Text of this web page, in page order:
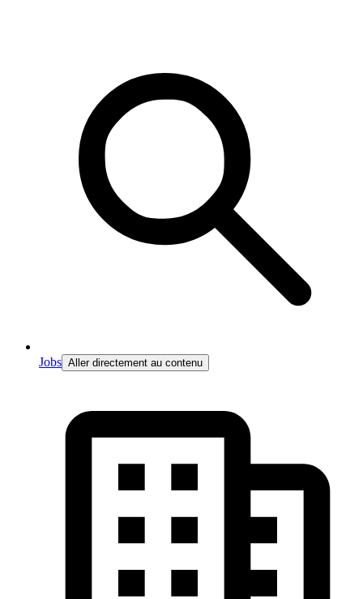
Jobs Aller directement au contenu